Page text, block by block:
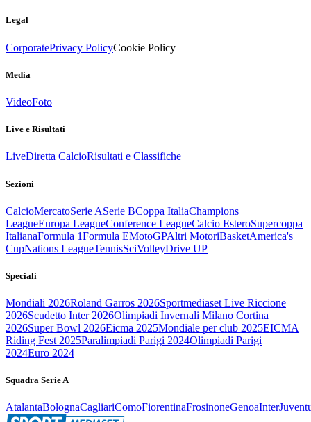
Legal
CorporatePrivacy PolicyCookie Policy
Media
VideoFoto
Live e Risultati
LiveDiretta CalcioRisultati e Classifiche
Sezioni
CalcioMercatoSerie ASerie BCoppa ItaliaChampions
LeagueEuropa LeagueConference LeagueCalcio EsteroSupercoppa
ItalianaFormula 1Formula EMotoGPAltri MotoriBasketAmerica's
CupNations LeagueTennisSciVolleyDrive UP
Speciali
Mondiali 2026Roland Garros 2026Sportmediaset Live Riccione
2026Scudetto Inter 2026Olimpiadi Invernali Milano Cortina
2026Super Bowl 2026Eicma 2025Mondiale per club 2025EICMA
Riding Fest 2025Paralimpiadi Parigi 2024Olimpiadi Parigi
2024Euro 2024
Squadra Serie A
AtalantaBolognaCagliariComoFiorentinaFrosinoneGenoaInter